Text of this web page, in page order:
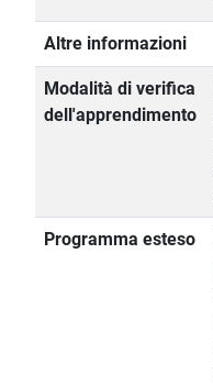
Altre informazioni
Modalità di verifica
dell'apprendimento
Programma esteso